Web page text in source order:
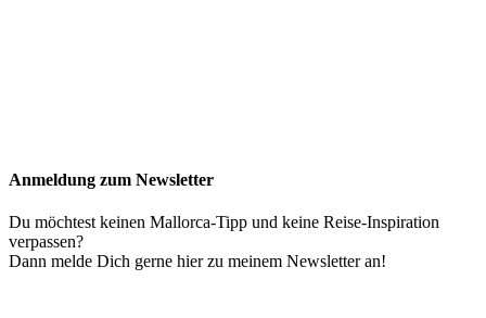
Anmeldung zum Newsletter
Du möchtest keinen Mallorca-Tipp und keine Reise-Inspiration
verpassen?
Dann melde Dich gerne hier zu meinem Newsletter an!